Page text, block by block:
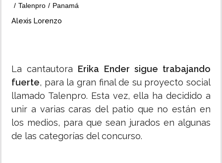
Talenpro
Panamá
Alexis Lorenzo
La cantautora Erika Ender sigue trabajando
fuerte, para la gran final de su proyecto social
llamado Talenpro. Esta vez, ella ha decidido a
unir a varias caras del patio que no están en
los medios, para que sean jurados en algunas
de las categorías del concurso.